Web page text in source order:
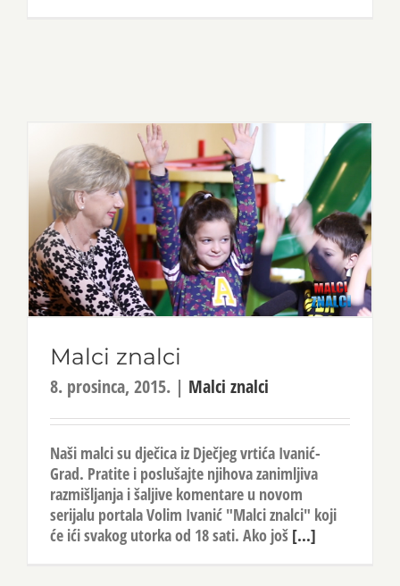
Malci znalci
8. prosinca, 2015. | Malci znalci
Naši malci su dječica iz Dječjeg vrtića Ivanić-
Grad. Pratite i poslušajte njihova zanimljiva
razmišljanja i šaljive komentare u novom
serijalu portala Volim Ivanić "Malci znalci" koji
će ići svakog utorka od 18 sati. Ako još [...]